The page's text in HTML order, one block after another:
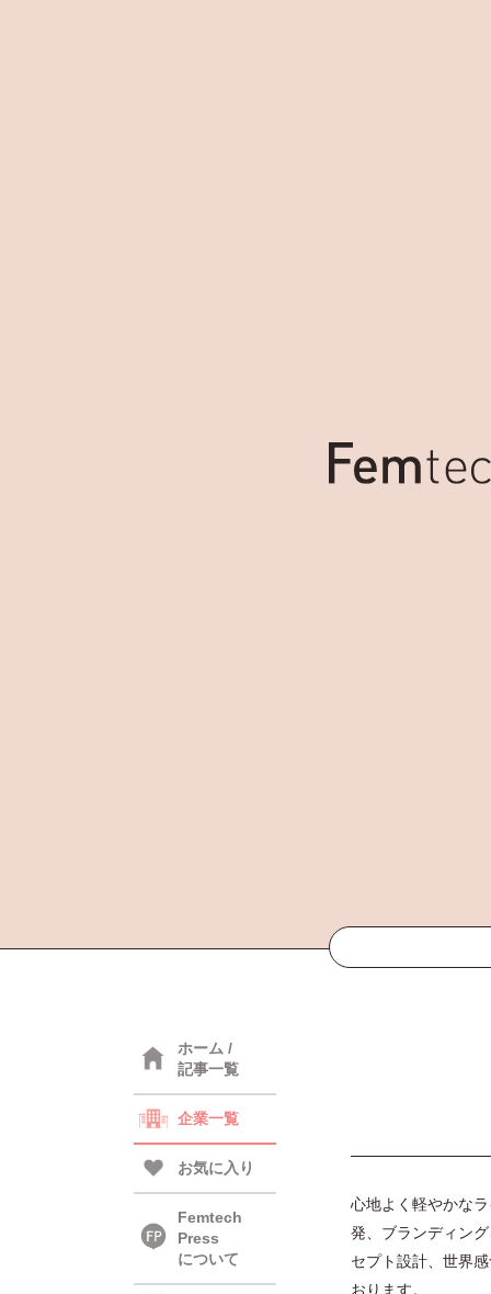
ホーム /
記事一覧
企業一覧
お気に入り
Femtech
Press
について
心地よく軽やかな
発、ブランディン
セプト設計、世界
おります。